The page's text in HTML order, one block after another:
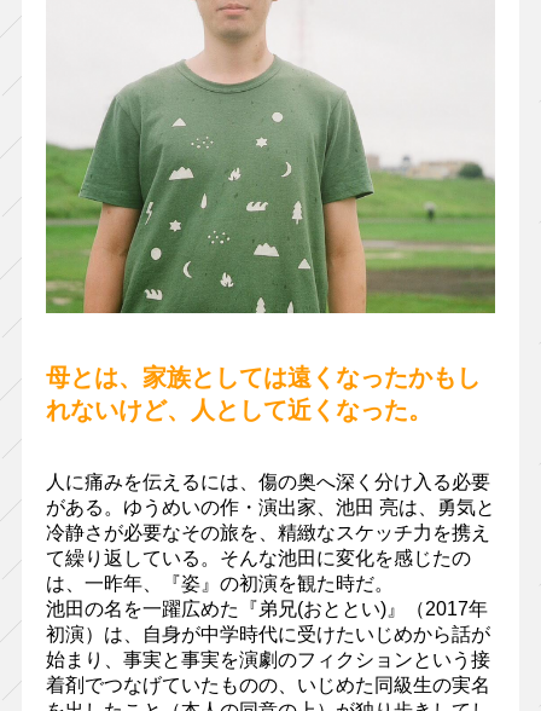
母とは、家族としては遠くなったかもし
れないけど、人として近くなった。
人に痛みを伝えるには、傷の奥へ深く分け入る必要
がある。ゆうめいの作・演出家、池田 亮は、勇気と
冷静さが必要なその旅を、精緻なスケッチ力を携え
て繰り返している。そんな池田に変化を感じたの
は、一昨年、『姿』の初演を観た時だ。
池田の名を一躍広めた『弟兄(おととい)』（2017年
初演）は、自身が中学時代に受けたいじめから話が
始まり、事実と事実を演劇のフィクションという接
着剤でつなげていたものの、いじめた同級生の実名